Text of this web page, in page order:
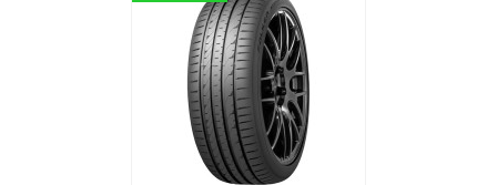
0 отзывов